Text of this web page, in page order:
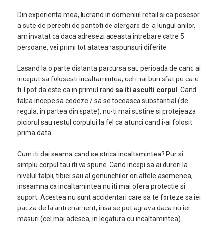
Din experienta mea, lucrand in domeniul retail si ca posesor
a sute de perechi de pantofi de alergare de-a lungul anilor,
am invatat ca daca adresezi aceasta intrebare catre 5
persoane, vei primi tot atatea raspunsuri diferite.
Lasand la o parte distanta parcursa sau perioada de cand ai
inceput sa folosesti incaltamintea, cel mai bun sfat pe care
ti-l pot da este ca in primul rand sa iti asculti corpul
. Cand
talpa incepe sa cedeze / sa se toceasca substantial (de
regula, in partea din spate), nu-ti mai sustine si protejeaza
piciorul sau restul corpului la fel ca atunci cand i-ai folosit
prima data.
Cum iti dai seama cand se strica incaltamintea? Pur si
simplu corpul tau iti va spune. Cand incepi sa ai dureri la
nivelul talpii, tibiei sau al genunchilor ori altele asemenea,
inseamna ca incaltamintea nu iti mai ofera protectie si
suport. Acestea nu sunt accidentari care sa te forteze sa iei
pauza de la antrenament, insa se pot agrava daca nu iei
masuri (cel mai adesea, in legatura cu incaltamintea).